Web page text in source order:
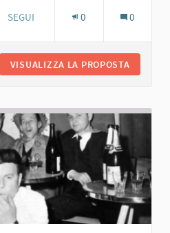
4 SOSTENITORI
SEGUI 0 0
VISUALIZZA LA PROPOSTA